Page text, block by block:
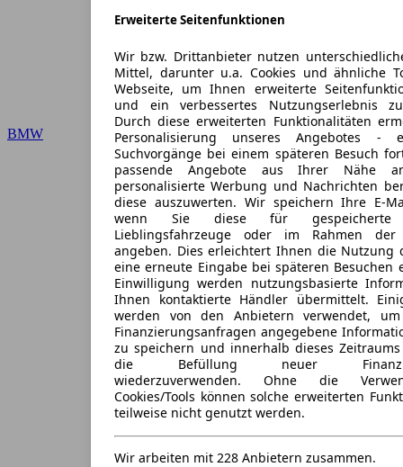
Erweiterte Seitenfunktionen
Wir bzw. Drittanbieter nutzen
Mittel, darunter u.a. Cookies und ähnliche
Webseite, um Ihnen erweiterte
und ein verbessertes Nutzungserlebnis
Durch diese erweiterten Funktionalitäten
Personalisierung unseres Angebotes
Suchvorgänge bei einem späteren Besuch
passende Angebote aus Ihrer Nähe
personalisierte Werbung und Nachrichten
diese auszuwerten. Wir speichern Ihre E-
wenn Sie diese für gespeicherte
Lieblingsfahrzeuge oder im Rahmen der
angeben. Dies erleichtert Ihnen die Nutzung
eine erneute Eingabe bei späteren
Einwilligung werden nutzungsbasierte
Ihnen kontaktierte Händler übermittelt.
werden von den Anbietern verwendet,
Finanzierungsanfragen angegebene
zu speichern und innerhalb dieses
die Befüllung neuer
wiederzuverwenden. Ohne die
Cookies/Tools können solche erweiterten
teilweise nicht genutzt werden.
Wir arbeiten mit 228 Anbietern zusammen.
BMW